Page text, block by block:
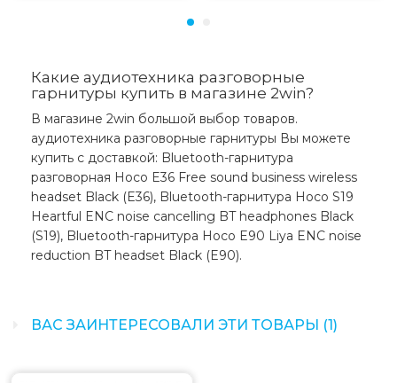
Какие аудиотехника разговорные
гарнитуры купить в магазине 2win?
В магазине 2win большой выбор товаров.
аудиотехника разговорные гарнитуры Вы можете
купить с доставкой: Bluetooth-гарнитура
разговорная Hoco E36 Free sound business wireless
headset Black (E36), Bluetooth-гарнитура Hoco S19
Heartful ENC noise cancelling BT headphones Black
(S19), Bluetooth-гарнитура Hoco E90 Liya ENC noise
reduction BT headset Black (E90).
ВАС ЗАИНТЕРЕСОВАЛИ ЭТИ ТОВАРЫ (1)